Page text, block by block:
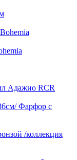
Адажио RCR
Фарфор с
/коллекция